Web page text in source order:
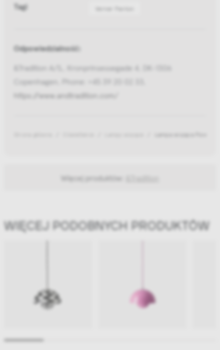
Tagi
Odpowiedzialność:
&Tradition A/S,, Kronprinsessegade 4, DK-1306
Copenhagen, Phone: +45 39 20 02 33,
https://www.andtradition.com/
Lampa wisząca
Więcej produktów:
WIĘCEJ PODOBNYCH PRODUKTÓW